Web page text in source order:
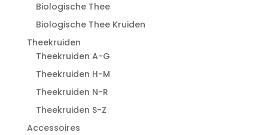
Biologische Thee
Biologische Thee Kruiden
Theekruiden
Theekruiden A-G
Theekruiden H-M
Theekruiden N-R
Theekruiden S-Z
Accessoires